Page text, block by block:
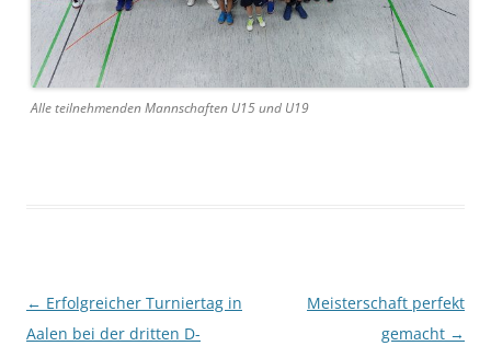
Alle teilnehmenden Mannschaften U15 und U19
Beitragsnavigation
← Erfolgreicher Turniertag in
Aalen bei der dritten D-
Meisterschaft perfekt
gemacht →